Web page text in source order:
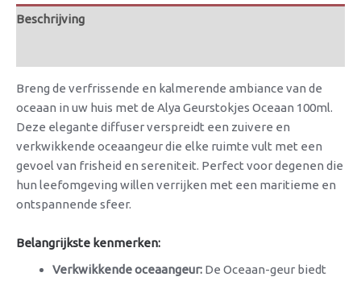
Beschrijving
Breng de verfrissende en kalmerende ambiance van de
oceaan in uw huis met de Alya Geurstokjes Oceaan 100ml.
Deze elegante diffuser verspreidt een zuivere en
verkwikkende oceaangeur die elke ruimte vult met een
gevoel van frisheid en sereniteit. Perfect voor degenen die
hun leefomgeving willen verrijken met een maritieme en
ontspannende sfeer.
Belangrijkste kenmerken:
Verkwikkende oceaangeur: De Oceaan-geur biedt